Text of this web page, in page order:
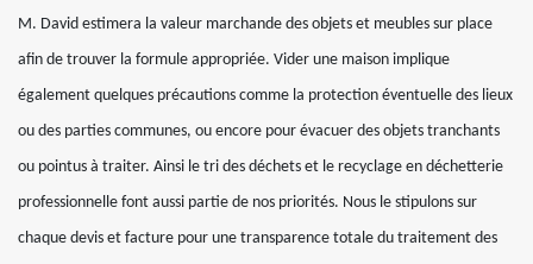
M. David estimera la valeur marchande des objets et meubles sur place
afin de trouver la formule appropriée. Vider une maison implique
également quelques précautions comme la protection éventuelle des lieux
ou des parties communes, ou encore pour évacuer des objets tranchants
ou pointus à traiter. Ainsi le tri des déchets et le recyclage en déchetterie
professionnelle font aussi partie de nos priorités. Nous le stipulons sur
chaque devis et facture pour une transparence totale du traitement des